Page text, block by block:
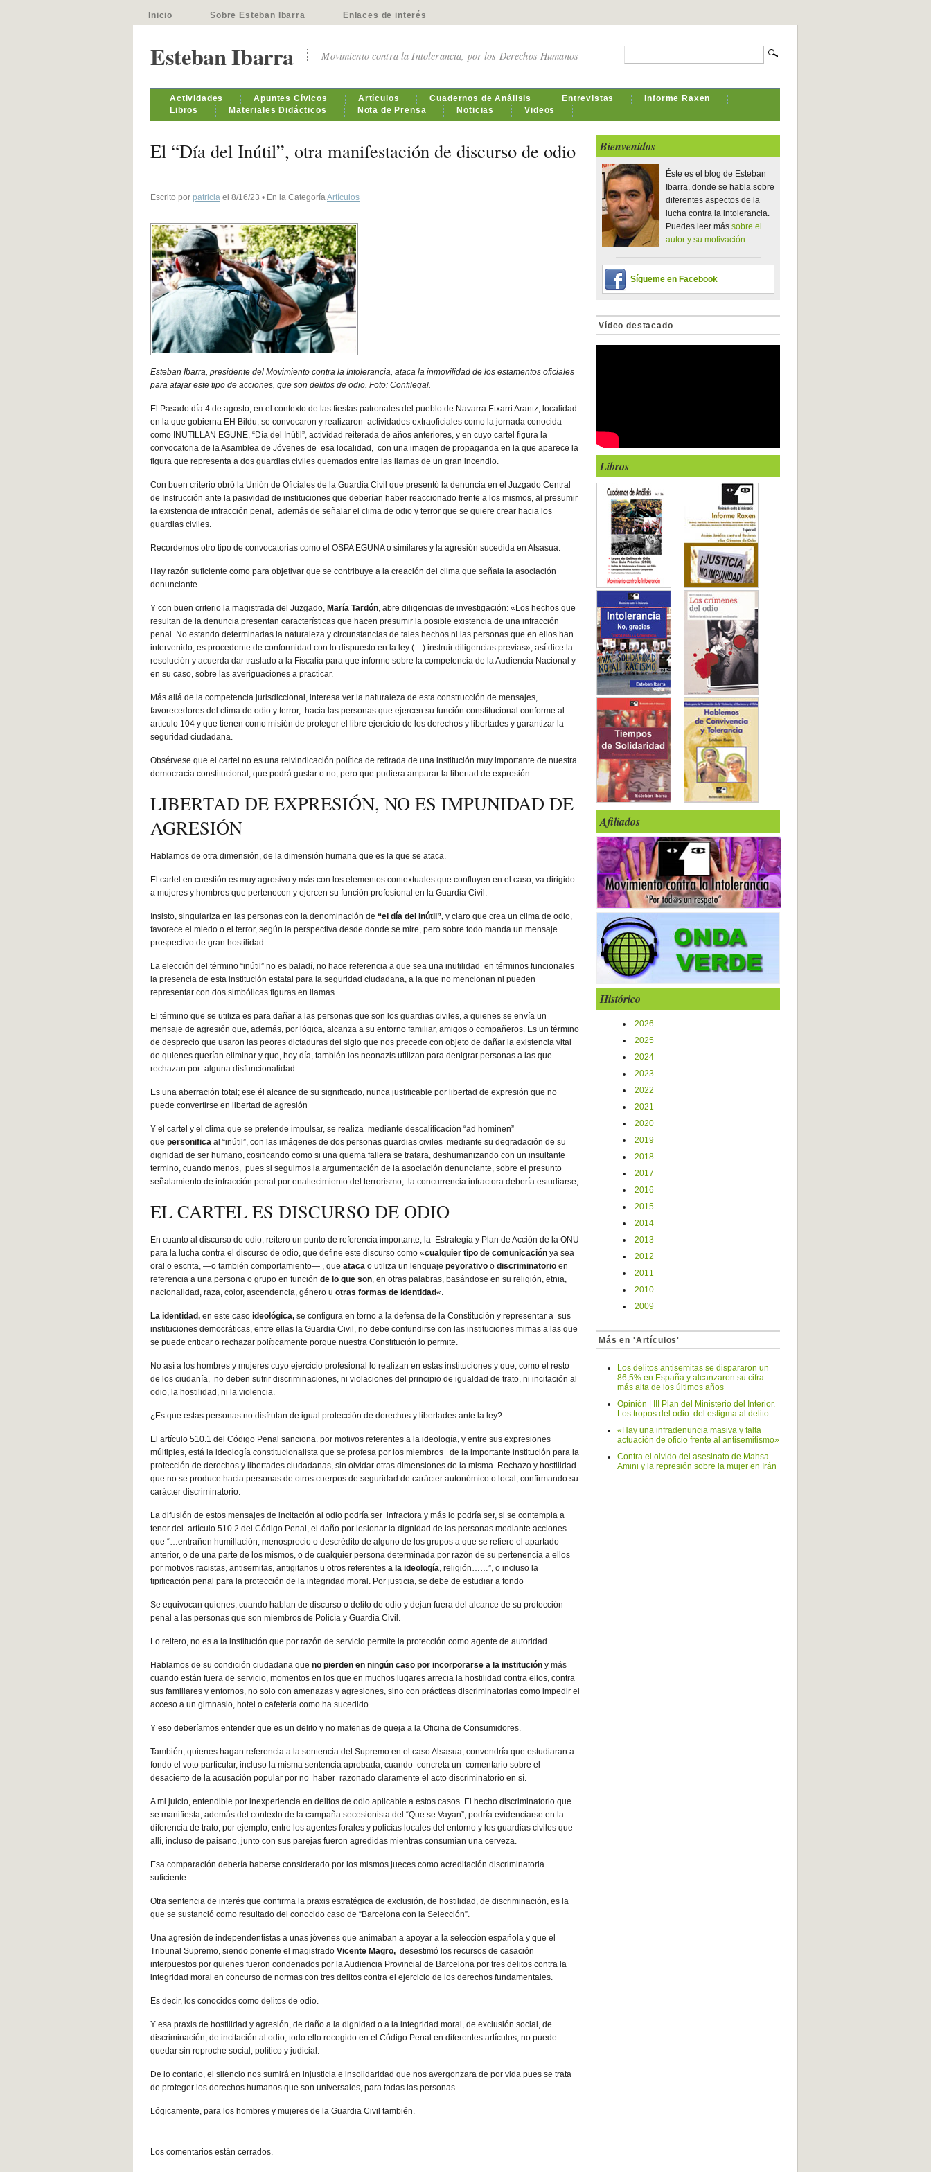
Inicio Sobre Esteban Ibarra Enlaces de interés
Esteban Ibarra Movimiento contra la Intolerancia, por los Derechos Humanos
Actividades Apuntes Cívicos Artículos Cuadernos de Análisis Entrevistas
Informe Raxen
Libros
Materiales Didácticos Nota de Prensa Noticias Videos
El “Día del Inútil”, otra manifestación de discurso de odio
Escrito por patricia el 8/16/23 • En la CategoríaArtículos
Esteban Ibarra, presidente del Movimiento contra la Intolerancia, ataca la inmovilidad de los estamentos oficiales
para atajar este tipo de acciones, que son delitos de odio. Foto: Confilegal.
El Pasado día 4 de agosto, en el contexto de las fiestas patronales del pueblo de Navarra Etxarri Arantz, localidad
en la que gobierna EH Bildu, se convocaron y realizaron actividades extraoficiales como la jornada conocida
como INUTILLAN EGUNE, “Día del Inútil”, actividad reiterada de años anteriores, y en cuyo cartel figura la
convocatoria de la Asamblea de Jóvenes de esa localidad, con una imagen de propaganda en la que aparece la
figura que representa a dos guardias civiles quemados entre las llamas de un gran incendio.
Con buen criterio obró la Unión de Oficiales de la Guardia Civil que presentó la denuncia en el Juzgado Central
de Instrucción ante la pasividad de instituciones que deberían haber reaccionado frente a los mismos, al presumir
la existencia de infracción penal, además de señalar el clima de odio y terror que se quiere crear hacia los
guardias civiles.
Recordemos otro tipo de convocatorias como el OSPA EGUNA o similares y la agresión sucedida en Alsasua.
Hay razón suficiente como para objetivar que se contribuye a la creación del clima que señala la asociación
denunciante.
Y con buen criterio la magistrada del Juzgado, María Tardón, abre diligencias de investigación: «Los hechos que
resultan de la denuncia presentan características que hacen presumir la posible existencia de una infracción
penal. No estando determinadas la naturaleza y circunstancias de tales hechos ni las personas que en ellos han
intervenido, es procedente de conformidad con lo dispuesto en la ley (…) instruir diligencias previas», así dice la
resolución y acuerda dar traslado a la Fiscalía para que informe sobre la competencia de la Audiencia Nacional y
en su caso, sobre las averiguaciones a practicar.
Más allá de la competencia jurisdiccional, interesa ver la naturaleza de esta construcción de mensajes,
favorecedores del clima de odio y terror, hacia las personas que ejercen su función constitucional conforme al
artículo 104 y que tienen como misión de proteger el libre ejercicio de los derechos y libertades y garantizar la
seguridad ciudadana.
Obsérvese que el cartel no es una reivindicación política de retirada de una institución muy importante de nuestra
democracia constitucional, que podrá gustar o no, pero que pudiera amparar la libertad de expresión.
LIBERTAD DE EXPRESIÓN, NO ES IMPUNIDAD DE
AGRESIÓN
Hablamos de otra dimensión, de la dimensión humana que es la que se ataca.
El cartel en cuestión es muy agresivo y más con los elementos contextuales que confluyen en el caso; va dirigido
a mujeres y hombres que pertenecen y ejercen su función profesional en la Guardia Civil.
Insisto, singulariza en las personas con la denominación de “el día del inútil”, y claro que crea un clima de odio,
favorece el miedo o el terror, según la perspectiva desde donde se mire, pero sobre todo manda un mensaje
prospectivo de gran hostilidad.
La elección del término “inútil” no es baladí, no hace referencia a que sea una inutilidad en términos funcionales
la presencia de esta institución estatal para la seguridad ciudadana, a la que no mencionan ni pueden
representar con dos simbólicas figuras en llamas.
El término que se utiliza es para dañar a las personas que son los guardias civiles, a quienes se envía un
mensaje de agresión que, además, por lógica, alcanza a su entorno familiar, amigos o compañeros. Es un término
de desprecio que usaron las peores dictaduras del siglo que nos precede con objeto de dañar la existencia vital
de quienes querían eliminar y que, hoy día, también los neonazis utilizan para denigrar personas a las que
rechazan por alguna disfuncionalidad.
Es una aberración total; ese él alcance de su significado, nunca justificable por libertad de expresión que no
puede convertirse en libertad de agresión
Y el cartel y el clima que se pretende impulsar, se realiza mediante descalificación “ad hominen”
que personifica al “inútil”, con las imágenes de dos personas guardias civiles mediante su degradación de su
dignidad de ser humano, cosificando como si una quema fallera se tratara, deshumanizando con un insultante
termino, cuando menos, pues si seguimos la argumentación de la asociación denunciante, sobre el presunto
señalamiento de infracción penal por enaltecimiento del terrorismo, la concurrencia infractora debería estudiarse,
EL CARTEL ES DISCURSO DE ODIO
En cuanto al discurso de odio, reitero un punto de referencia importante, la Estrategia y Plan de Acción de la ONU
para la lucha contra el discurso de odio, que define este discurso como «cualquier tipo de comunicación ya sea
oral o escrita, —o también comportamiento— , que ataca o utiliza un lenguaje peyorativo o discriminatorio en
referencia a una persona o grupo en función de lo que son, en otras palabras, basándose en su religión, etnia,
nacionalidad, raza, color, ascendencia, género u otras formas de identidad«.
La identidad, en este caso ideológica, se configura en torno a la defensa de la Constitución y representar a sus
instituciones democráticas, entre ellas la Guardia Civil, no debe confundirse con las instituciones mimas a las que
se puede criticar o rechazar políticamente porque nuestra Constitución lo permite.
No así a los hombres y mujeres cuyo ejercicio profesional lo realizan en estas instituciones y que, como el resto
de los ciudanía, no deben sufrir discriminaciones, ni violaciones del principio de igualdad de trato, ni incitación al
odio, la hostilidad, ni la violencia.
¿Es que estas personas no disfrutan de igual protección de derechos y libertades ante la ley?
El artículo 510.1 del Código Penal sanciona. por motivos referentes a la ideología, y entre sus expresiones
múltiples, está la ideología constitucionalista que se profesa por los miembros de la importante institución para la
protección de derechos y libertades ciudadanas, sin olvidar otras dimensiones de la misma. Rechazo y hostilidad
que no se produce hacia personas de otros cuerpos de seguridad de carácter autonómico o local, confirmando su
carácter discriminatorio.
La difusión de estos mensajes de incitación al odio podría ser infractora y más lo podría ser, si se contempla a
tenor del artículo 510.2 del Código Penal, el daño por lesionar la dignidad de las personas mediante acciones
que “…entrañen humillación, menosprecio o descrédito de alguno de los grupos a que se refiere el apartado
anterior, o de una parte de los mismos, o de cualquier persona determinada por razón de su pertenencia a ellos
por motivos racistas, antisemitas, antigitanos u otros referentes a la ideología, religión……”, o incluso la
tipificación penal para la protección de la integridad moral. Por justicia, se debe de estudiar a fondo
Se equivocan quienes, cuando hablan de discurso o delito de odio y dejan fuera del alcance de su protección
penal a las personas que son miembros de Policía y Guardia Civil.
Lo reitero, no es a la institución que por razón de servicio permite la protección como agente de autoridad.
Hablamos de su condición ciudadana que no pierden en ningún caso por incorporarse a la institución y más
cuando están fuera de servicio, momentos en los que en muchos lugares arrecia la hostilidad contra ellos, contra
sus familiares y entornos, no solo con amenazas y agresiones, sino con prácticas discriminatorias como impedir el
acceso a un gimnasio, hotel o cafetería como ha sucedido.
Y eso deberíamos entender que es un delito y no materias de queja a la Oficina de Consumidores.
También, quienes hagan referencia a la sentencia del Supremo en el caso Alsasua, convendría que estudiaran a
fondo el voto particular, incluso la misma sentencia aprobada, cuando concreta un comentario sobre el
desacierto de la acusación popular por no haber razonado claramente el acto discriminatorio en sí.
A mi juicio, entendible por inexperiencia en delitos de odio aplicable a estos casos. El hecho discriminatorio que
se manifiesta, además del contexto de la campaña secesionista del “Que se Vayan”, podría evidenciarse en la
diferencia de trato, por ejemplo, entre los agentes forales y policías locales del entorno y los guardias civiles que
allí, incluso de paisano, junto con sus parejas fueron agredidas mientras consumían una cerveza.
Esa comparación debería haberse considerado por los mismos jueces como acreditación discriminatoria
suficiente.
Otra sentencia de interés que confirma la praxis estratégica de exclusión, de hostilidad, de discriminación, es la
que se sustanció como resultado del conocido caso de “Barcelona con la Selección”.
Una agresión de independentistas a unas jóvenes que animaban a apoyar a la selección española y que el
Tribunal Supremo, siendo ponente el magistrado Vicente Magro, desestimó los recursos de casación
interpuestos por quienes fueron condenados por la Audiencia Provincial de Barcelona por tres delitos contra la
integridad moral en concurso de normas con tres delitos contra el ejercicio de los derechos fundamentales.
Es decir, los conocidos como delitos de odio.
Y esa praxis de hostilidad y agresión, de daño a la dignidad o a la integridad moral, de exclusión social, de
discriminación, de incitación al odio, todo ello recogido en el Código Penal en diferentes artículos, no puede
quedar sin reproche social, político y judicial.
De lo contario, el silencio nos sumirá en injusticia e insolidaridad que nos avergonzara de por vida pues se trata
de proteger los derechos humanos que son universales, para todas las personas.
Lógicamente, para los hombres y mujeres de la Guardia Civil también.
Los comentarios están cerrados.
Bienvenidos
Éste es el blog de Esteban
Ibarra, donde se habla sobre
diferentes aspectos de la
lucha contra la intolerancia.
Puedes leer más sobre el
autor y su motivación.
Sígueme en Facebook
Vídeo destacado
Libros
Afiliados
Histórico
2026
2025
2024
2023
2022
2021
2020
2019
2018
2017
2016
2015
2014
2013
2012
2011
2010
2009
Más en 'Artículos'
Los delitos antisemitas se dispararon un
86,5% en España y alcanzaron su cifra
más alta de los últimos años
Opinión | III Plan del Ministerio del Interior.
Los tropos del odio: del estigma al delito
«Hay una infradenuncia masiva y falta
actuación de oficio frente al antisemitismo»
Contra el olvido del asesinato de Mahsa
Amini y la represión sobre la mujer en Irán